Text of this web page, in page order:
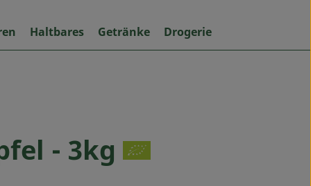
Haltbares Getränke Drogerie
- 3kg